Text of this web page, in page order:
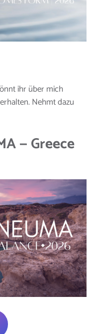
ihr über mich
Nehmt dazu
— Greece